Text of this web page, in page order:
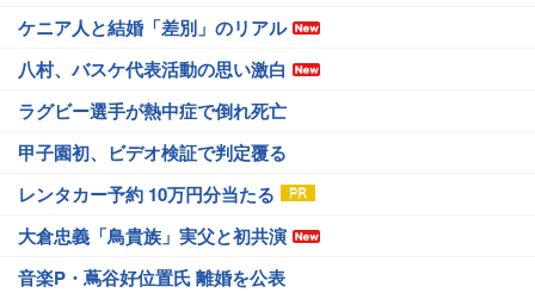
ケニア人と結婚「差別」のリアル
八村、バスケ代表活動の思い激白
ラグビー選手が熱中症で倒れ死亡
甲子園初、ビデオ検証で判定覆る
レンタカー予約 10万円分当たる
大倉忠義「鳥貴族」実父と初共演
音楽P・蔦谷好位置氏 離婚を公表